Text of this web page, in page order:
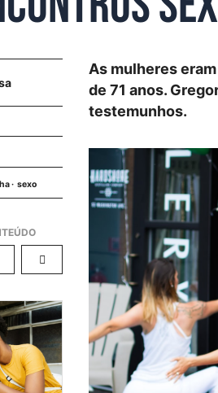
sexo
As mulheres
de 71 anos.
testemunhos.